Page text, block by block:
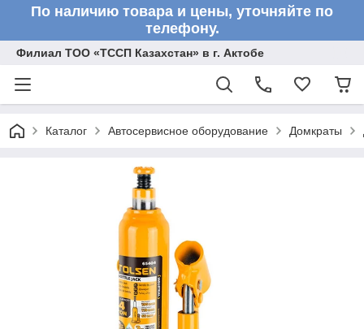
По наличию товара и цены, уточняйте по
телефону.
Филиал ТОО «ТССП Казахстан» в г. Актобе
Каталог Автосервисное оборудование Домкраты